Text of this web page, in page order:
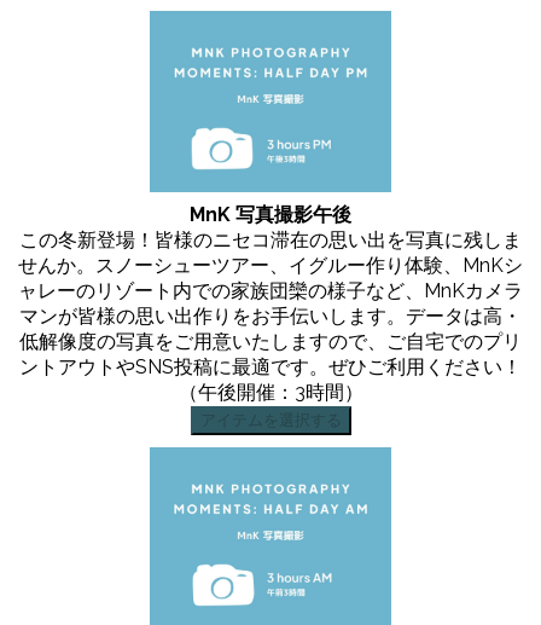
MnK 写真撮影午後
この冬新登場！皆様のニセコ滞在の思い出を写真に残しま
せんか。スノーシューツアー、イグルー作り体験、MnKシ
ャレーのリゾート内での家族団欒の様子など、MnKカメラ
マンが皆様の思い出作りをお手伝いします。データは高・
低解像度の写真をご用意いたしますので、ご自宅でのプリ
ントアウトやSNS投稿に最適です。ぜひご利用ください！
（午後開催：3時間）
アイテムを選択する